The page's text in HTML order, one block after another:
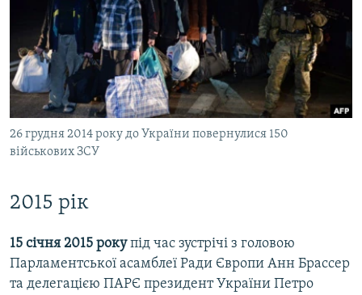
26 грудня 2014 року до України повернулися 150
військових ЗСУ
2015 рік
15 січня 2015 рокупід час зустрічі з головою
Парламентської асамблеї Ради Європи Анн Брассер
та делегацією ПАРЄ президент України Петро